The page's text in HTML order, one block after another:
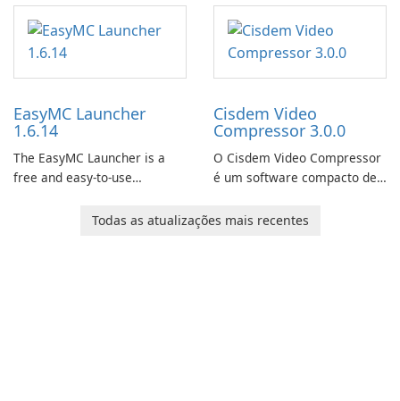
imagination to life. With a
wide range of tools and
features, this app allows
users to easily design 3D
captivating animated scenes.
This game is where it all
began! Junk Jack Retro,
formerly known as Junk Jack,
EasyMC Launcher
1.6.14
The EasyMC Launcher is a
free and easy-to-use
developed by EasyMC. It
Cisdem Video
Compressor 3.0.0
O Cisdem Video Compressor
é um software compacto de
Mac. Ele permite que os
Todas as atualizações mais recentes